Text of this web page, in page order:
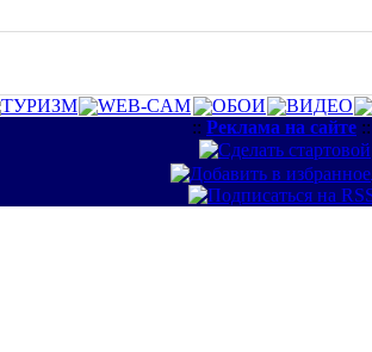
ТУРИЗМ WEB-CAM ОБОИ ВИДЕО
:: Реклама на сайте ::